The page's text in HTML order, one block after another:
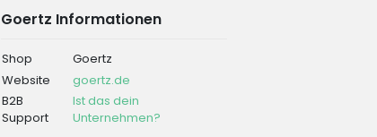
Goertz Informationen
Shop
Goertz
Website
goertz.de
B2B
Support
Ist das dein
Unternehmen?